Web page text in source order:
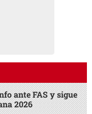
ante FAS y sigue
2026